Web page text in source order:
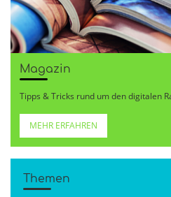
Magazin
Tipps & Tricks rund um den digitalen
MEHR ERFAHREN
Themen